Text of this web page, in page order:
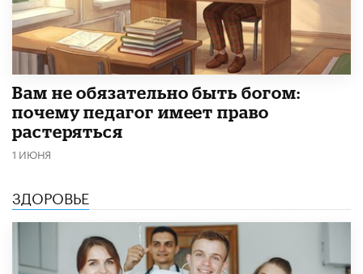
​Вам не обязательно быть богом:
почему педагог имеет право
растеряться
1 ИЮНЯ
ЗДОРОВЬЕ